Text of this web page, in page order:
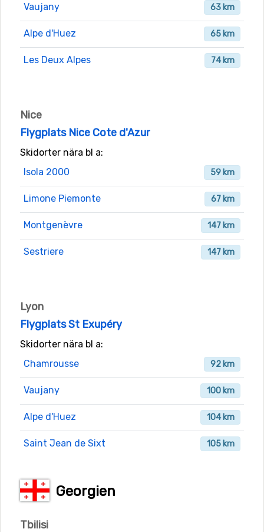
Vaujany 63 km
Alpe d'Huez 65 km
Les Deux Alpes 74 km
Nice
Flygplats Nice Cote d'Azur
Skidorter nära bl a:
Isola 2000
59 km
Limone Piemonte 67 km
Montgenèvre 147 km
Sestriere 147 km
Lyon
Flygplats St Exupéry
Skidorter nära bl a:
Chamrousse
92 km
Vaujany 100 km
Alpe d'Huez 104 km
Saint Jean de Sixt 105 km
Georgien
Tbilisi